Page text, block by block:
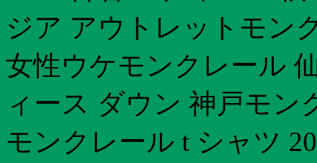
ジア アウトレットモン
女性ウケモンクレール
ィース ダウン 神戸モン
モンクレール t シャツ